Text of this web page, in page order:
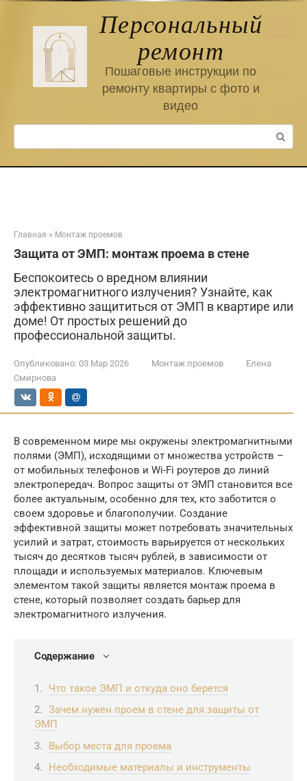
Персональный
ремонт
Пошаговые инструкции по
ремонту квартиры с фото и
видео
Поиск:
Главная » Монтаж проемов
Защита от ЭМП: монтаж проема в стене
Беспокоитесь о вредном влиянии
электромагнитного излучения? Узнайте, как
эффективно защититься от ЭМП в квартире или
доме! От простых решений до
профессиональной защиты.
Опубликовано: 03 Мар 2026 Монтаж проемов
Елена
Смирнова
В современном мире мы окружены электромагнитными
полями (ЭМП), исходящими от множества устройств –
от мобильных телефонов и Wi-Fi роутеров до линий
электропередач. Вопрос защиты от ЭМП становится все
более актуальным, особенно для тех, кто заботится о
своем здоровье и благополучии. Создание
эффективной защиты может потребовать значительных
усилий и затрат, стоимость варьируется от нескольких
тысяч до десятков тысяч рублей, в зависимости от
площади и используемых материалов. Ключевым
элементом такой защиты является монтаж проема в
стене, который позволяет создать барьер для
электромагнитного излучения.
Содержание
Что такое ЭМП и откуда оно берется
Зачем нужен проем в стене для защиты от
ЭМП
Выбор места для проема
Необходимые материалы и инструменты